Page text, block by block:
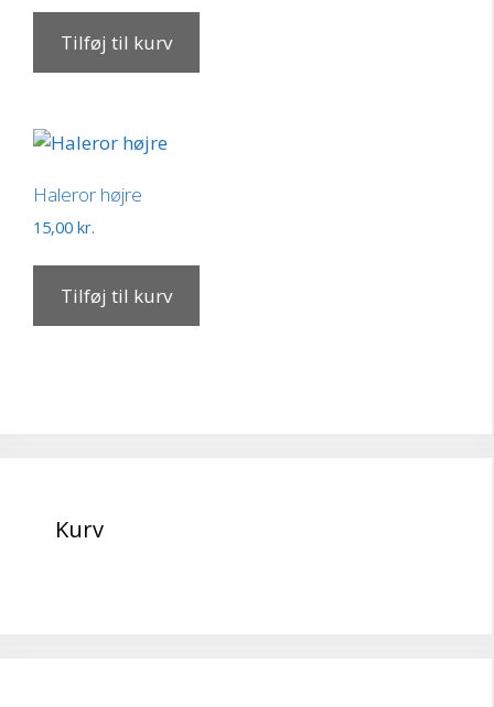
Tilføj til kurv
Haleror højre
15,00 kr.
Tilføj til kurv
Kurv